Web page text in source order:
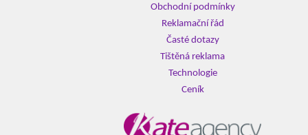
Obchodní podmínky
Reklamační řád
Časté dotazy
Tištěná reklama
Technologie
Ceník